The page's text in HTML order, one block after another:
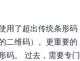
用了超出传统条形码
二维码）。更重要的
码。 过去，需要专门